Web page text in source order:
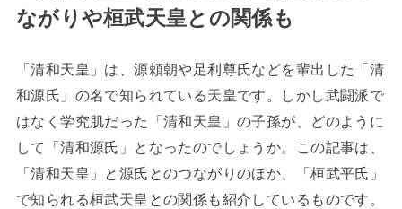
ながりや桓武天皇との関係も
「清和天皇」は、源頼朝や足利尊氏などを輩出した「清
和源氏」の名で知られている天皇です。しかし武闘派で
はなく学究肌だった「清和天皇」の子孫が、どのように
して「清和源氏」となったのでしょうか。この記事は、
「清和天皇」と源氏とのつながりのほか、「桓武平氏」
で知られる桓武天皇との関係も紹介しているものです。